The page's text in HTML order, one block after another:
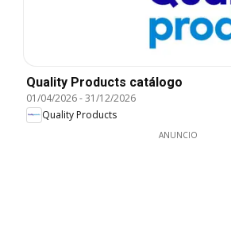
Quality Products catálogo
01/04/2026-31/12/2026
Quality Products
ANUNCIO